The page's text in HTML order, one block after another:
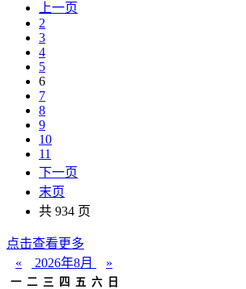
上一页
2
3
4
5
6
7
8
9
10
11
下一页
末页
共 934 页
点击查看更多
«
2026年8月 »
一 二 三 四 五 六 日